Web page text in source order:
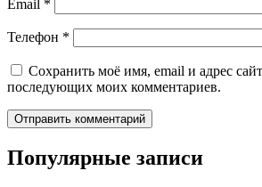
Email *
Телефон *
Сохранить моё имя, email и адрес
последующих моих комментариев.
Популярные записи